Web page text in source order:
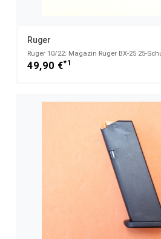
Ruger
49,90 €*1